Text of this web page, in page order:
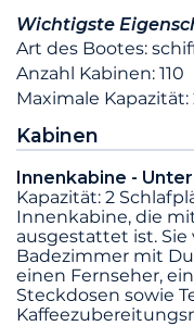
Wichtigste
Art des Bootes:
Anzahl Kabinen: 110
Maximale Kapazität:
Kabinen
Innenkabine -
Kapazität: 2
Innenkabine, die
ausgestattet ist.
Badezimmer mit
einen Fernseher,
Steckdosen sowie